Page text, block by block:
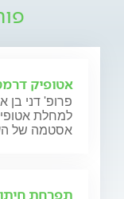
אטופיק
פרופ' דני בן
למחלת
אסטמה של
תפרחת